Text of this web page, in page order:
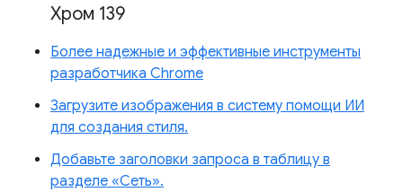
Хром 139
Более надежные и эффективные инструменты
разработчика Chrome
Загрузите изображения в систему помощи ИИ
для создания стиля.
Добавьте заголовки запроса в таблицу в
разделе «Сеть».